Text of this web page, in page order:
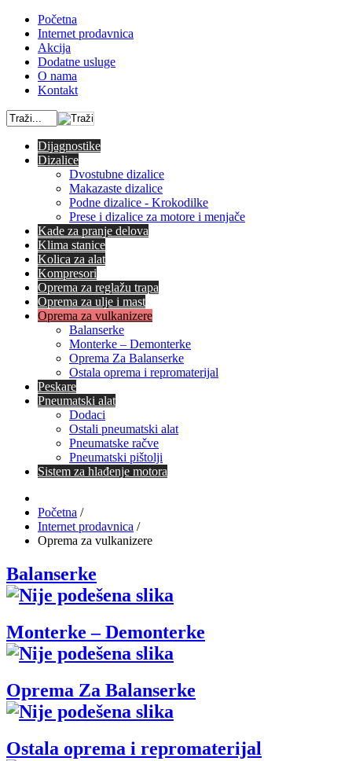
Početna
Internet prodavnica
Akcija
Dodatne usluge
O nama
Kontakt
Dijagnostike
Dizalice
Dvostubne dizalice
Makazaste dizalice
Podne dizalice - Krokodilke
Prese i dizalice za motore i menjače
Kade za pranje delova
Klima stanice
Kolica za alat
Kompresori
Oprema za reglažu trapa
Oprema za ulje i mast
Oprema za vulkanizere
Balanserke
Monterke – Demonterke
Oprema Za Balanserke
Ostala oprema i repromaterijal
Peskare
Pneumatski alat
Dodaci
Ostali pneumatski alat
Pneumatske račve
Pneumatski pištolji
Sistem za hlađenje motora
Početna /
Internet prodavnica /
Oprema za vulkanizere
Balanserke
Monterke – Demonterke
Oprema Za Balanserke
Ostala oprema i repromaterijal